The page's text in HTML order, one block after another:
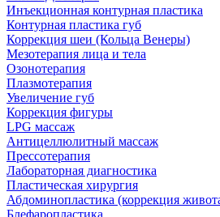
Инъекционная контурная пластика
Контурная пластика губ
Коррекция шеи (Кольца Венеры)
Мезотерапия лица и тела
Озонотерапия
Плазмотерапия
Увеличение губ
Коррекция фигуры
LPG массаж
Антицеллюлитный массаж
Прессотерапия
Лабораторная диагностика
Пластическая хирургия
Абдоминопластика (коррекция
Блефаропластика